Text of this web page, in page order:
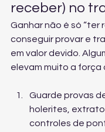
receber) no
Ganhar não é só “ter
conseguir provar e
em valor devido.
elevam muito a força
Guarde provas
holerites,
controles de